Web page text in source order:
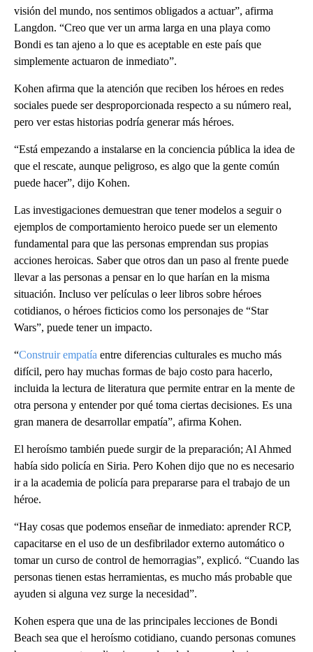
visión del mundo, nos sentimos obligados a actuar”, afirma
Langdon. “Creo que ver un arma larga en una playa como
Bondi es tan ajeno a lo que es aceptable en este país que
simplemente actuaron de inmediato”.
Kohen afirma que la atención que reciben los héroes en redes
sociales puede ser desproporcionada respecto a su número real,
pero ver estas historias podría generar más héroes.
“Está empezando a instalarse en la conciencia pública la idea de
que el rescate, aunque peligroso, es algo que la gente común
puede hacer”, dijo Kohen.
Las investigaciones demuestran que tener modelos a seguir o
ejemplos de comportamiento heroico puede ser un elemento
fundamental para que las personas emprendan sus propias
acciones heroicas. Saber que otros dan un paso al frente puede
llevar a las personas a pensar en lo que harían en la misma
situación. Incluso ver películas o leer libros sobre héroes
cotidianos, o héroes ficticios como los personajes de “Star
Wars”, puede tener un impacto.
“Construir empatía entre diferencias culturales es mucho más
difícil, pero hay muchas formas de bajo costo para hacerlo,
incluida la lectura de literatura que permite entrar en la mente de
otra persona y entender por qué toma ciertas decisiones. Es una
gran manera de desarrollar empatía”, afirma Kohen.
El heroísmo también puede surgir de la preparación; Al Ahmed
había sido policía en Siria. Pero Kohen dijo que no es necesario
ir a la academia de policía para prepararse para el trabajo de un
héroe.
“Hay cosas que podemos enseñar de inmediato: aprender RCP,
capacitarse en el uso de un desfibrilador externo automático o
tomar un curso de control de hemorragias”, explicó. “Cuando las
personas tienen estas herramientas, es mucho más probable que
ayuden si alguna vez surge la necesidad”.
Kohen espera que una de las principales lecciones de Bondi
Beach sea que el heroísmo cotidiano, cuando personas comunes